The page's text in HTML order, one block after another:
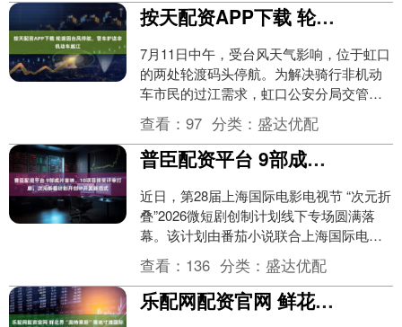
按天配资APP下载 轮渡因台风停航，警车护送非机动车越江
7月11日中午，受台风天气影响，位于虹口
的两处轮渡码头停航。为解决骑行非机动
车市民的过江需求，虹口公安分局交管支
队闻“汛”而动，迅速启动防汛抗台应急预
案，在大连....
查看： 97 分类： 盛达优配
普臣配资平台 9部成片首映、10项目接受评审打磨，次元折叠计划开创IP开发新范式
近日，第28届上海国际电影电视节 “次元折
叠”2026微短剧创制计划线下专场圆满落
幕。该计划由番茄小说联合上海国际电影
节、上海电视节于 2025年12月共同发起....
查看： 136 分类： 盛达优配
乐配网配资官网 鲜花界“奥特莱斯”落地寸滩国际新城